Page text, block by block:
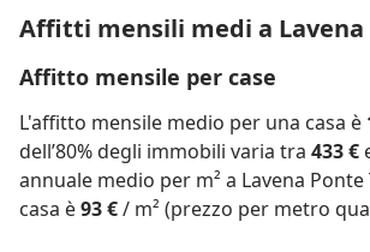
Affitti mensili medi a Lavena
Affitto mensile per case
L'affitto mensile medio per una casa è
dell’80% degli immobili varia tra 433 €
annuale medio per m² a Lavena
casa è93 €/ m² (prezzo per metro